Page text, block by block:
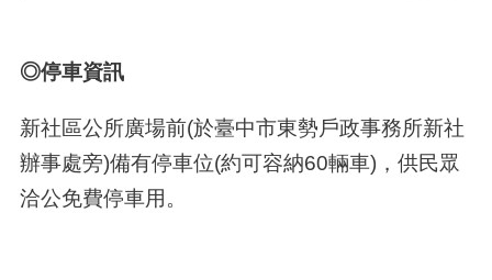
◎停車資訊
新社區公所廣場前(於臺中市東勢戶政事務所新社
辦事處旁)備有停車位(約可容納60輛車)，供民眾
洽公免費停車用。